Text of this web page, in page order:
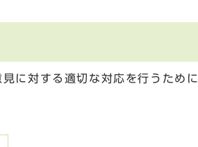
に対する適切な対応を行うため